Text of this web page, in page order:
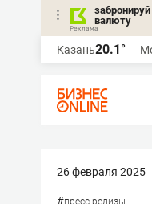
забронируй
валюту
Казань20.1°
26 февраля 2025
#пресс-релизы